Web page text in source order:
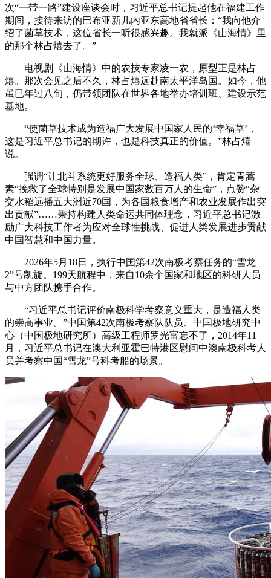
次“一带一路”建设座谈会时，习近平总书记提起他在福建工作
期间，接待来访的巴布亚新几内亚东高地省省长：“我向他介
绍了菌草技术，这位省长一听很感兴趣。我就派《山海情》里
的那个林占熺去了。”
电视剧《山海情》中的农技专家凌一农，原型正是林占
熺。那次会见之后不久，林占熺远赴南太平洋岛国。如今，他
虽已年过八旬，仍带领团队在世界各地举办培训班、建设示范
基地。
“使菌草技术成为造福广大发展中国家人民的‘幸福草’，
这是习近平总书记的期许，也是科技真正的价值。”林占熺
说。
强调“让北斗系统更好服务全球、造福人类”，肯定青蒿
素“挽救了全球特别是发展中国家数百万人的生命”，点赞“杂
交水稻远播五大洲近70国，为各国粮食增产和农业发展作出突
出贡献”……秉持构建人类命运共同体理念，习近平总书记激
励广大科技工作者为应对全球性挑战、促进人类发展进步贡献
中国智慧和中国力量。
2026年5月18日，执行中国第42次南极考察任务的“雪龙
2”号凯旋。199天航程中，来自10余个国家和地区的科研人员
与中方团队携手合作。
“习近平总书记评价南极科学考察意义重大，是造福人类
的崇高事业。”中国第42次南极考察队队员、中国极地研究中
心（中国极地研究所）高级工程师罗光富忘不了，2014年11
月，习近平总书记在澳大利亚霍巴特港区慰问中澳南极科考人
员并考察中国“雪龙”号科考船的场景。